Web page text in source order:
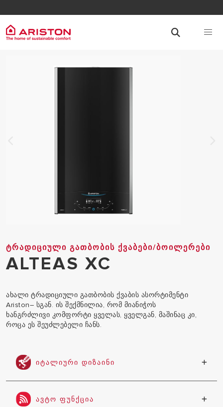
ᲢᲠᲐᲓᲘᲪᲘᲣᲚᲘ ᲒᲐᲗᲑᲝᲑᲘᲡ ᲥᲕᲐᲑᲔᲑᲘ/ᲑᲝᲘᲚᲔᲠᲔᲑᲘ
ALTEAS XC
ახალი ტრადიციული გათბობის ქვაბის ასორტიმენტი
Ariston– სგან. ის შექმნილია, რომ მიანიჭოს
ხანგრძლივი კომფორტი ყველას, ყველგან, მაშინაც კი,
როცა ეს შეუძლებელი ჩანს.
ᲘᲢᲐᲚᲘᲣᲠᲘ ᲓᲘᲖᲐᲘᲜᲘ
მსოფლიოში ცნობილი იტალიელი დიზაინერის
უმბერტო პალერმოს თანამედროვე და დახვეწილი
დიზაინი
ᲐᲕᲢᲝ ᲤᲣᲜᲥᲪᲘᲐ